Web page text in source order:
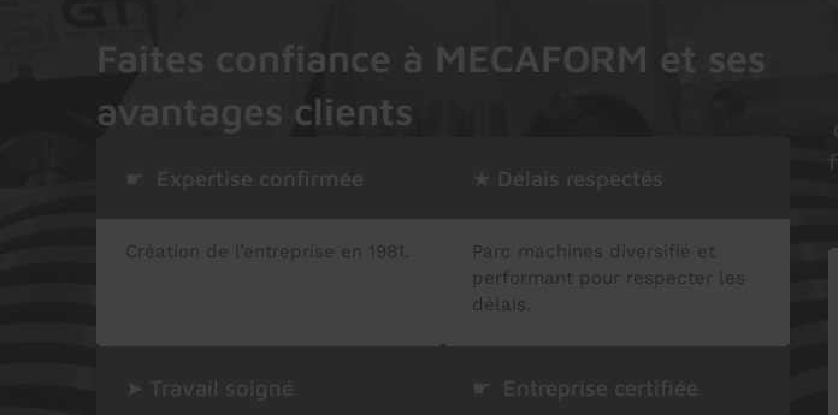
Faites confiance à MECAFORM et ses
avantages clients
☛ Expertise confirmée
Création de l’entreprise en 1981.
★ Délais respectés
Parc machines diversifié et
performant pour respecter les
délais.
➤ Travail soigné ☛ Entreprise certifiée